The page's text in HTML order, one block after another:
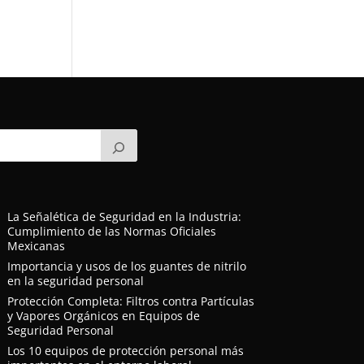
La Señalética de Seguridad en la Industria:
Cumplimiento de las Normas Oficiales
Mexicanas
Importancia y usos de los guantes de nitrilo
en la seguridad personal
Protección Completa: Filtros contra Partículas
y Vapores Orgánicos en Equipos de
Seguridad Personal
Los 10 equipos de protección personal más